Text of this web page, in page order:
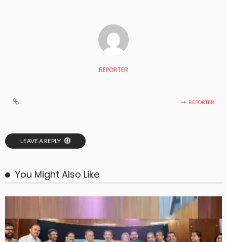
REPORTER
REPORTER
LEAVE A REPLY
You Might Also Like